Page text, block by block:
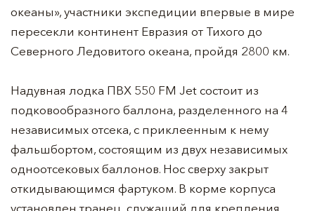
океаны», участники экспедиции впервые в мире
пересекли континент Евразия от Тихого до
Северного Ледовитого океана, пройдя 2800 км.
Надувная лодка ПВХ 550 FM Jet состоит из
подковообразного баллона, разделенного на 4
независимых отсека, с приклеенным к нему
фальшбортом, состоящим из двух независимых
одноотсековых баллонов. Нос сверху закрыт
откидывающимся фартуком. В корме корпуса
установлен транец, служащий для крепления